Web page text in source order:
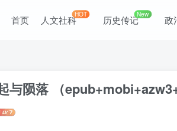
首页 人文社科HOT 历史传记New 政
与陨落 （